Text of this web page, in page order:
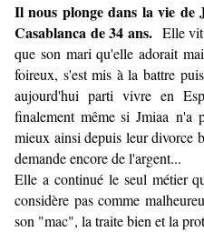
Il nous plonge dans la vie de
Casablanca de 34 ans.Elle vit
que son mari qu'elle adorait
foireux, s'est mis à la battre
aujourd'hui parti vivre en
finalement même si Jmiaa n'a
mieux ainsi depuis leur divorce
demande encore de l'argent...
Elle a continué le seul métier
considère pas comme
son "mac", la traite bien et la